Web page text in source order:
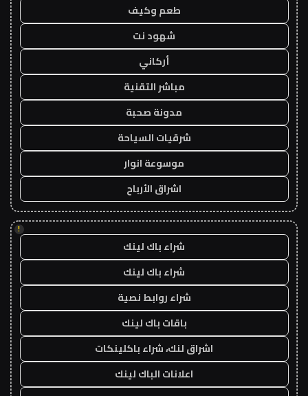
طعم وكيف
شهود نت
أركاني
مباشر التقنية
مدونة صحبة
شرقيات السياحة
موسوعة انوار
اشراق الأرباح
!
شراء باك لينك
شراء باك لينك
شراء روابط نصية
باقات باك لينك
اشراق لنك، شراء باكلينكات
اعلانات الباك لينك